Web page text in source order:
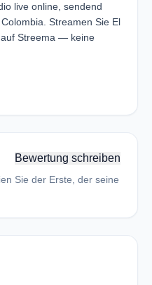
live online, sendend
Streamen Sie El
auf Streema — keine
Bewertung schreiben
Sie der Erste, der seine